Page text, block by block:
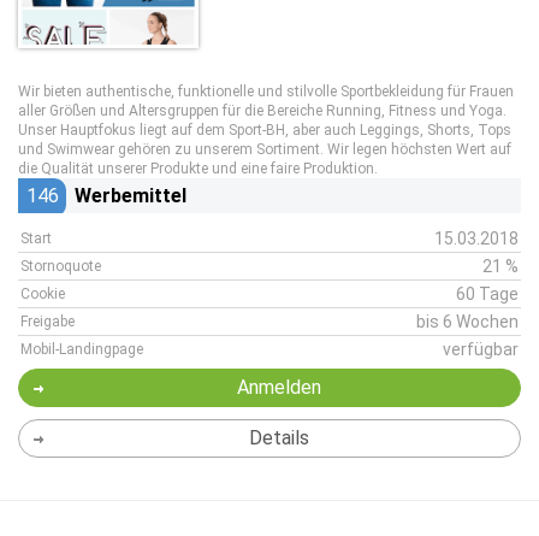
Wir bieten authentische, funktionelle und stilvolle Sportbekleidung für Frauen
aller Größen und Altersgruppen für die Bereiche Running, Fitness und Yoga.
Unser Hauptfokus liegt auf dem Sport-BH, aber auch Leggings, Shorts, Tops
und Swimwear gehören zu unserem Sortiment. Wir legen höchsten Wert auf
die Qualität unserer Produkte und eine faire Produktion.
146 Werbemittel
Start 15.03.2018
Stornoquote 21 %
Cookie 60 Tage
Freigabe bis 6 Wochen
Mobil-Landingpage verfügbar
Anmelden
Details